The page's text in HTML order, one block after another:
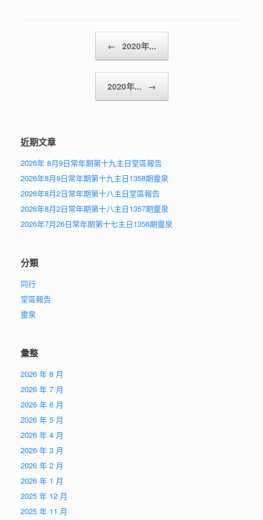
Post navigation
← 2020年...
2020年... →
近期文章
2026年 8月9日常年期第十九主日堂區報告
2026年8月9日常年期第十九主日1358期靈泉
2026年8月2日常年期第十八主日堂區報告
2026年8月2日常年期第十八主日1357期靈泉
2026年7月26日常年期第十七主日1356期靈泉
分類
同行
堂區報告
靈泉
彙整
2026 年 8 月
2026 年 7 月
2026 年 6 月
2026 年 5 月
2026 年 4 月
2026 年 3 月
2026 年 2 月
2026 年 1 月
2025 年 12 月
2025 年 11 月